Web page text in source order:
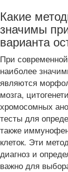
Какие
значимы
варианта
При
наиболее
являются
мозга,
хромосомных
тесты для
также
клеток. Эти
диагноз и
важно для